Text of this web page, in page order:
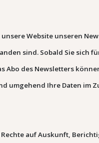
Website unseren
sind. Sobald Sie sich
Abo des Newsletters
umgehend Ihre Daten im
auf Auskunft,